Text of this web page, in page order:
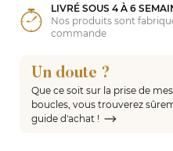
LIVRÉ SOUS 4 À 6
Nos produits sont
commande
Un doute ?
Que ce soit sur la prise de
boucles, vous trouverez
guide d'achat !